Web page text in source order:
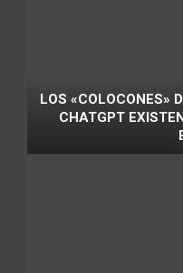
LOS «COLOCONES»
CHATGPT